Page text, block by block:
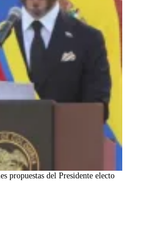
propuestas del Presidente electo